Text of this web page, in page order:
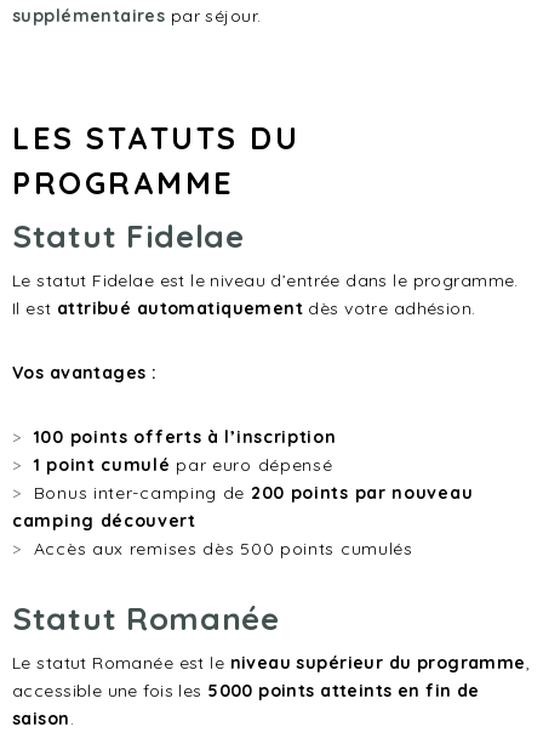
supplémentaires par séjour.
LES STATUTS DU
PROGRAMME
Statut Fidelae
Le statut Fidelae est le niveau d’entrée dans le programme.
Il est attribué automatiquement dès votre adhésion.
Vos avantages :
100 points offerts à l’inscription
1 point cumulé par euro dépensé
Bonus inter-camping de 200 points par nouveau
camping découvert
Accès aux remises dès 500 points cumulés
Statut Romanée
Le statut Romanée est le niveau supérieur du programme,
accessible une fois les 5000 points atteints en fin de
saison.